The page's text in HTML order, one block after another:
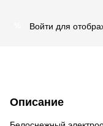
Войти для
Описание